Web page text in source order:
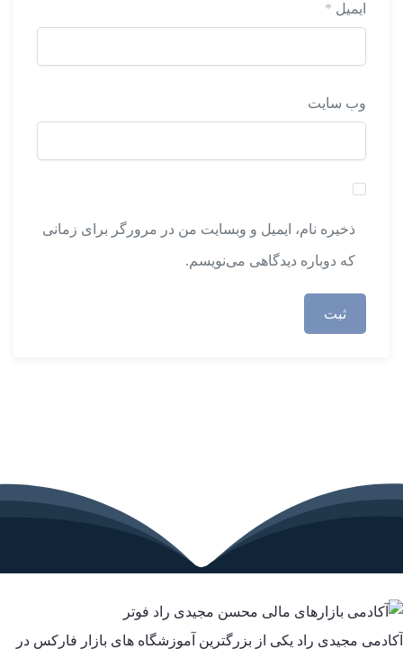
ایمیل *
وب‌ سایت
ذخیره نام، ایمیل و وبسایت من در مرورگر برای زمانی
که دوباره دیدگاهی می‌نویسم.
آکادمی مجیدی راد یکی از بزرگترین آموزشگاه های بازار فارکس در